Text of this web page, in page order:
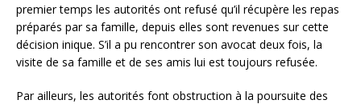
premier temps les autorités ont refusé qu’il récupère les repas
préparés par sa famille, depuis elles sont revenues sur cette
décision inique. S’il a pu rencontrer son avocat deux fois, la
visite de sa famille et de ses amis lui est toujours refusée.
Par ailleurs, les autorités font obstruction à la poursuite des